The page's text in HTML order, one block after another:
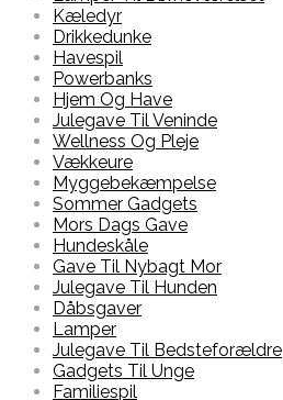
Kæledyr
Drikkedunke
Havespil
Powerbanks
Hjem Og Have
Julegave Til Veninde
Wellness Og Pleje
Vækkeure
Myggebekæmpelse
Sommer Gadgets
Mors Dags Gave
Hundeskåle
Gave Til Nybagt Mor
Julegave Til Hunden
Dåbsgaver
Lamper
Julegave Til Bedsteforældre
Gadgets Til Unge
Familiespil